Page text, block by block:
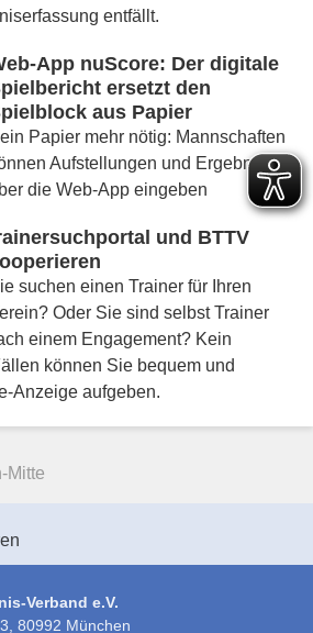
entfällt.
App nuScore: Der digitale
ersetzt den
aus Papier
Papier mehr nötig: Mannschaften
Aufstellungen und Ergebnisse
die Web-App eingeben
und BTTV
suchen einen Trainer für Ihren
Oder Sie sind selbst Trainer
einem Engagement? Kein
können Sie bequem und
Anzeige aufgeben.
Mitte
Verband e.V.
80992 München